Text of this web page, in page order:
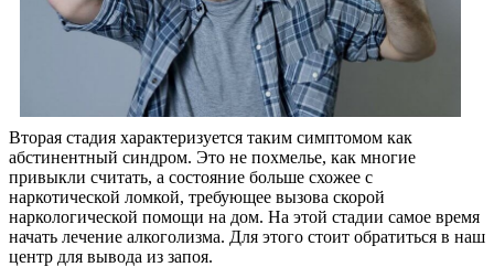
Вторая стадия характеризуется таким симптомом как
абстинентный синдром. Это не похмелье, как многие
привыкли считать, а состояние больше схожее с
наркотической ломкой, требующее вызова скорой
наркологической помощи на дом. На этой стадии самое время
начать лечение алкоголизма. Для этого стоит обратиться в наш
центр для вывода из запоя.